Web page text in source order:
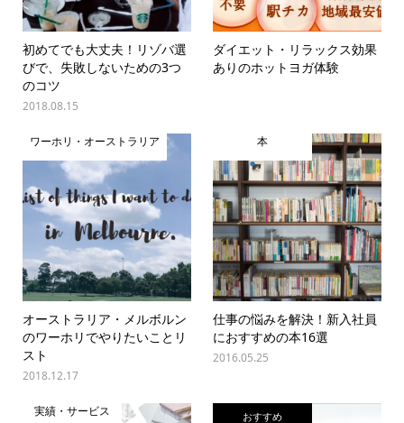
初めてでも大丈夫！リゾバ選
びで、失敗しないための3つ
のコツ
2018.08.15
ダイエット・リラックス効果
ありのホットヨガ体験
ワーホリ・オーストラリア
オーストラリア・メルボルン
のワーホリでやりたいことリ
スト
2018.12.17
本
仕事の悩みを解決！新入社員
におすすめの本16選
2016.05.25
実績・サービス おすすめ